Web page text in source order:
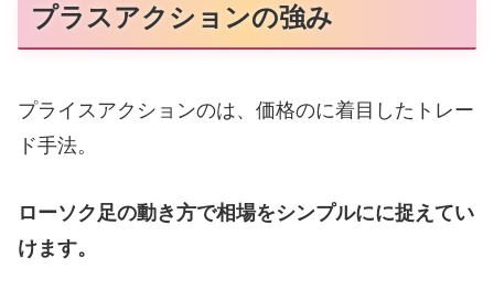
プラスアクションの強み
プライスアクションのは、価格のに着目したトレー
ド手法。
ローソク足の動き方で相場をシンプルにに捉えてい
けます。